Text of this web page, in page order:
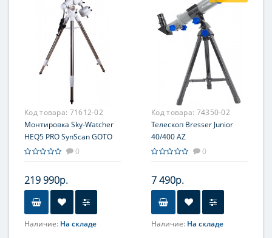
Увеличение, крат
Фокусировка
Грубая
Увеличение, крат
20
Фокусировка
Код товара: 71612-02
Монтировка Sky-Watcher
HEQ5 PRO SynScan GOTO
со стальной треногой
0
219 990р.
Наличие: На складе
Код товара: 74350-02
Телескоп Bresser Junior
40/400 AZ
0
7 490р.
Наличие: На складе